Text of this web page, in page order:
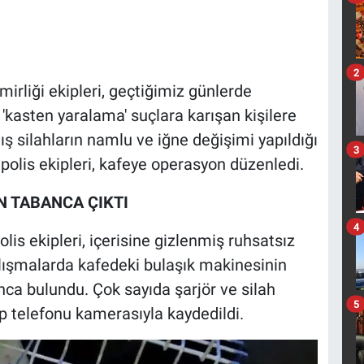
ekipleri, geçtiğimiz günlerde
yaralama' suçlara karışan kişilere
silahların namlu ve iğne değişimi yapıldığı
ekipleri, kafeye operasyon düzenledi.
TABANCA ÇIKTI
ekipleri, içerisine gizlenmiş ruhsatsız
kafedeki bulaşık makinesinin
bulundu. Çok sayıda şarjör ve silah
telefonu kamerasıyla kaydedildi.
2
3
4
5